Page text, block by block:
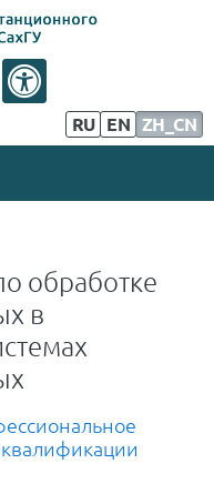
RU EN ZH_CN
обработке
в